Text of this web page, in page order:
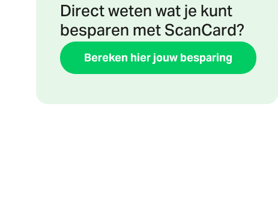
Direct weten wat je kunt
besparen met ScanCard?
Bereken hier jouw besparing